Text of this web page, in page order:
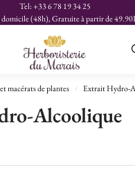
Tel: +33 6 78 19 34 25
domicile (48h), Gratuite à partir de
macérats de plantes / Extrait Hydro-
Alcoolique